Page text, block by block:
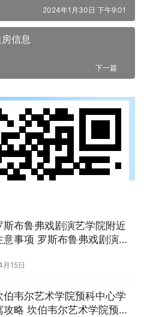
2024年1月30日 下午9:01
信息
下一篇
斯布鲁弗戏剧演艺学院附近
意事项 罗斯布鲁弗戏剧演艺
15日
伯韦尔艺术学院预科中心学
攻略 坎伯韦尔艺术学院预科